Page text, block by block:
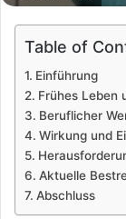
Table of
Einführung
Frühes Leben
Beruflicher
Wirkung und
Aktuelle
Abschluss